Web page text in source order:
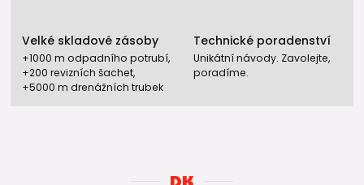
Jsou kolena 90° kompatibilní s PP-RCT
trubkami?
Ano. Kolena 90° lze používat s trubkami PP-RCT UNI, HOT i
Velké skladové zásoby
+1000 m odpadního potrubí,
+200 revizních šachet,
+5000 m drenážních trubek
Technické poradenství
Unikátní návody. Zavolejte,
poradíme.